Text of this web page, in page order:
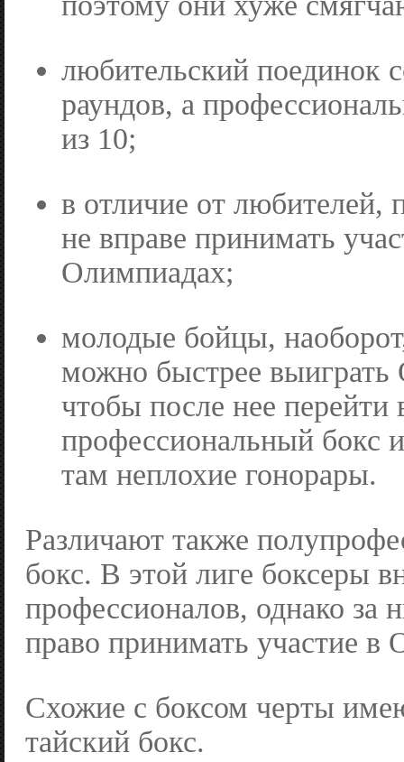
любительский поединок
раундов, а
из 10;
в отличие от любителей,
не вправе принимать
Олимпиадах;
молодые бойцы,
можно быстрее
чтобы после нее перейти
профессиональный бокс
там неплохие гонорары.
Различают также
бокс. В этой лиге боксеры
профессионалов, однако за
право принимать участие в
Схожие с боксом черты
тайский бокс.